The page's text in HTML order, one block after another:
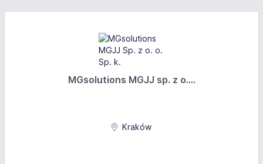
Silna orientacja na realizację wyznaczonych celów.
Umiejętność ustalania priorytetów oraz dążenie do
realizacji celów.
Doświadczenie w zakresie obsługi klientów.
Umiejętność dobrej organizacji pracy.
wymagana natomiast byłby to dodatkowy atut w
MGsolutions MGJJ sp. z o....
Kraków